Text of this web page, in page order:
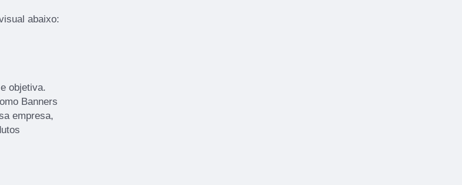
abaixo:
objetiva.
Banners
empresa,